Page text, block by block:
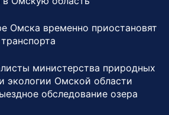
Омска временно приостановят
министерства природных
экологии Омской области
обследование озера